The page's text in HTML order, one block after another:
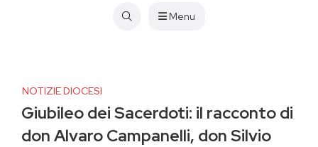
Menu
NOTIZIE DIOCESI
Giubileo dei Sacerdoti: il racconto di
don Alvaro Campanelli, don Silvio